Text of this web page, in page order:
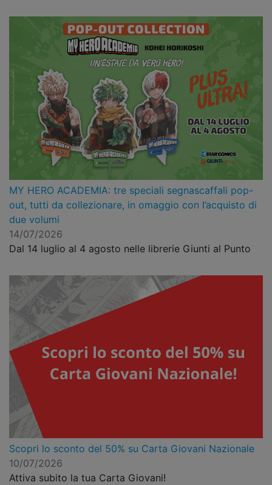
MY HERO ACADEMIA: tre speciali segnascaffali pop-
out, tutti da collezionare, in omaggio con l’acquisto di
due volumi
14/07/2026
Dal 14 luglio al 4 agosto nelle librerie Giunti al Punto
Scopri lo sconto del 50% su Carta Giovani Nazionale
10/07/2026
Attiva subito la tua Carta Giovani!